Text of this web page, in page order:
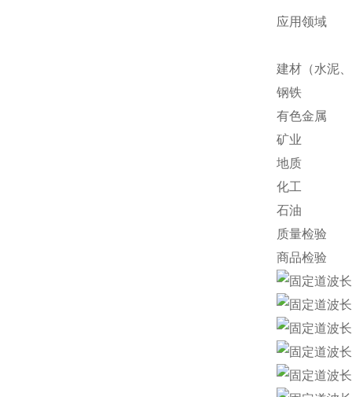
应用领域
建材（水泥
钢铁
有色金属
矿业
地质
化工
石油
质量检验
商品检验